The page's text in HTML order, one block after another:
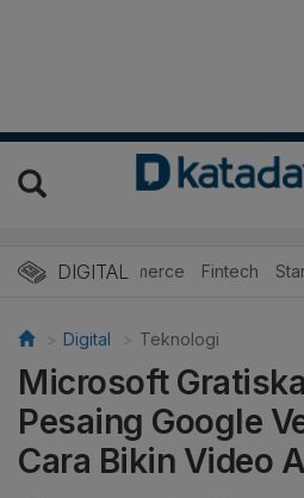
DIGITAL
E-Commerce Fintech
Digital Teknologi
Microsoft
Pesaing Google
Cara Bikin Video